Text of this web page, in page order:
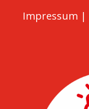
Impressum |